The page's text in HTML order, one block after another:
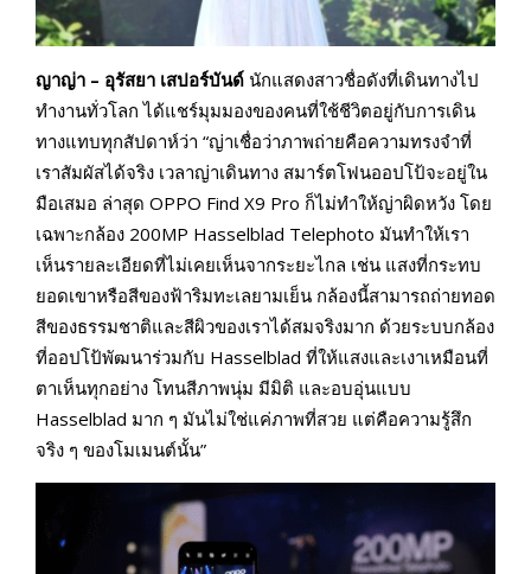
ญาญ่า – อุรัสยา เสปอร์บันด์ นักแสดงสาวชื่อดังที่เดินทางไป
ทำงานทั่วโลก ได้แชร์มุมมองของคนที่ใช้ชีวิตอยู่กับการเดิน
ทางแทบทุกสัปดาห์ว่า “ญ่าเชื่อว่าภาพถ่ายคือความทรงจำที่
เราสัมผัสได้จริง เวลาญ่าเดินทาง สมาร์ตโฟนออปโป้จะอยู่ใน
มือเสมอ ล่าสุด OPPO Find X9 Pro ก็ไม่ทำให้ญ่าผิดหวัง โดย
เฉพาะกล้อง 200MP Hasselblad Telephoto มันทำให้เรา
เห็นรายละเอียดที่ไม่เคยเห็นจากระยะไกล เช่น แสงที่กระทบ
ยอดเขาหรือสีของฟ้าริมทะเลยามเย็น กล้องนี้สามารถถ่ายทอด
สีของธรรมชาติและสีผิวของเราได้สมจริงมาก ด้วยระบบกล้อง
ที่ออปโป้พัฒนาร่วมกับ Hasselblad ที่ให้แสงและเงาเหมือนที่
ตาเห็นทุกอย่าง โทนสีภาพนุ่ม มีมิติ และอบอุ่นแบบ
Hasselblad มาก ๆ มันไม่ใช่แค่ภาพที่สวย แต่คือความรู้สึก
จริง ๆ ของโมเมนต์นั้น”